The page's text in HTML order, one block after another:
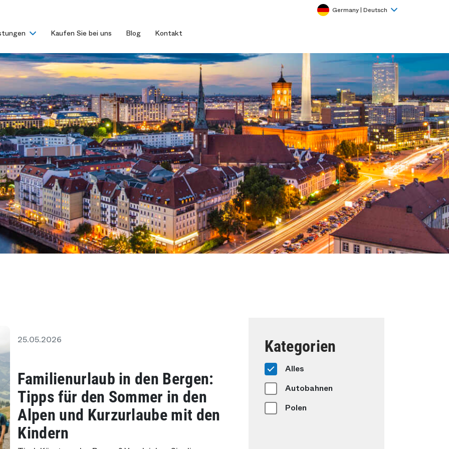
Germany | Deutsch
Kaufen Sie bei uns Blog Kontakt
25.05.2026
Familienurlaub in den Bergen:
Tipps für den Sommer in den
Alpen und Kurzurlaube mit den
Kindern
Kategorien
Alles
Autobahnen
Polen